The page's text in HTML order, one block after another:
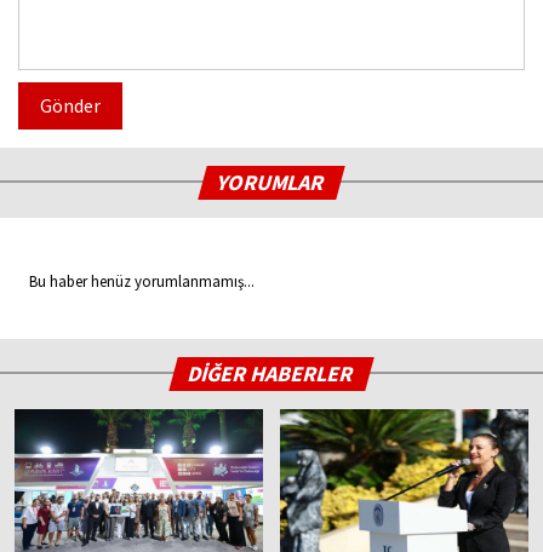
Gönder
YORUMLAR
Bu haber henüz yorumlanmamış...
DİĞER HABERLER